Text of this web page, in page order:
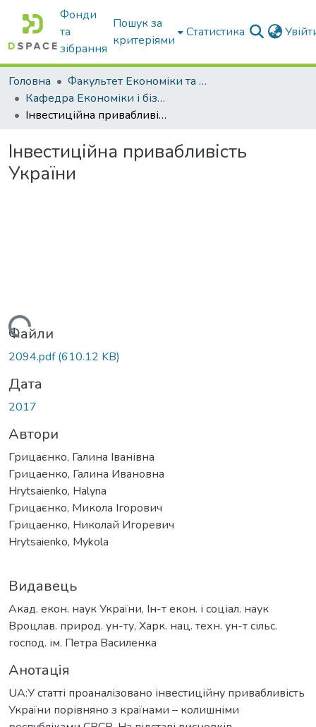
Фонди
та
зібрання
Пошук за
критеріями
Статистика
Головна
Факультет Економіки та бізнесу
Кафедра Економіки і бізнесу
Інвестиційна привабливість України
Інвестиційна привабливість
України
Файли
2094.pdf(610.12 KB)
Дата
2017
Автори
Грицаєнко, Галина Іванівна
Грицаенко, Галина Ивановна
Hrytsaienko, Halyna
Грицаєнко, Микола Ігорович
Грицаенко, Николай Игоревич
Hrytsaienko, Mykola
Видавець
Акад. екон. наук України, Ін-т екон. і соціал. наук
Вроцлав. природ. ун-ту, Харк. нац. техн. ун-т сільс.
господ. ім. Петра Василенка
Анотація
UA:У статті проаналізовано інвестиційну привабливість
України порівняно з країнами – колишніми